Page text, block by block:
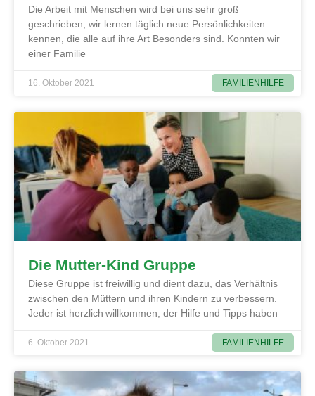
FAMILIENHILFE
Die Arbeit mit Menschen wird bei uns sehr groß
geschrieben, wir lernen täglich neue Persönlichkeiten
kennen, die alle auf ihre Art Besonders sind. Konnten wir
einer Familie
16. Oktober 2021
FAMILIENHILFE
Die Mutter-Kind Gruppe
Diese Gruppe ist freiwillig und dient dazu, das Verhältnis
zwischen den Müttern und ihren Kindern zu verbessern.
Jeder ist herzlich willkommen, der Hilfe und Tipps haben
6. Oktober 2021